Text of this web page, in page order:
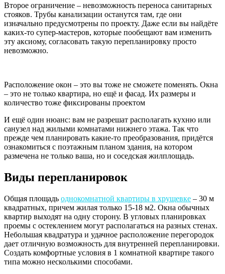
Второе ограничение – невозможность переноса санитарных
стояков. Трубы канализации останутся там, где они
изначально предусмотрены по проекту. Даже если вы найдёте
каких-то супер-мастеров, которые пообещают вам изменить
эту аксиому, согласовать такую перепланировку просто
невозможно.
Расположение окон – это вы тоже не сможете поменять. Окна
– это не только квартира, но ещё и фасад. Их размеры и
количество тоже фиксированы проектом
И ещё один нюанс: вам не разрешат располагать кухню или
санузел над жилыми комнатами нижнего этажа. Так что
прежде чем планировать какие-то преобразования, придётся
ознакомиться с поэтажным планом здания, на котором
размечена не только ваша, но и соседская жилплощадь.
Виды перепланировок
Общая площадь однокомнатной квартиры в хрущевке – 30 м
квадратных, причем жилая только 15-18 м2. Окна обычных
квартир выходят на одну сторону. В угловых планировках
проемы с остеклением могут располагаться на разных стенах.
Небольшая квадратура и удачное расположение перегородок
дает отличную возможность для внутренней перепланировки.
Создать комфортные условия в 1 комнатной квартире такого
типа можно несколькими способами.